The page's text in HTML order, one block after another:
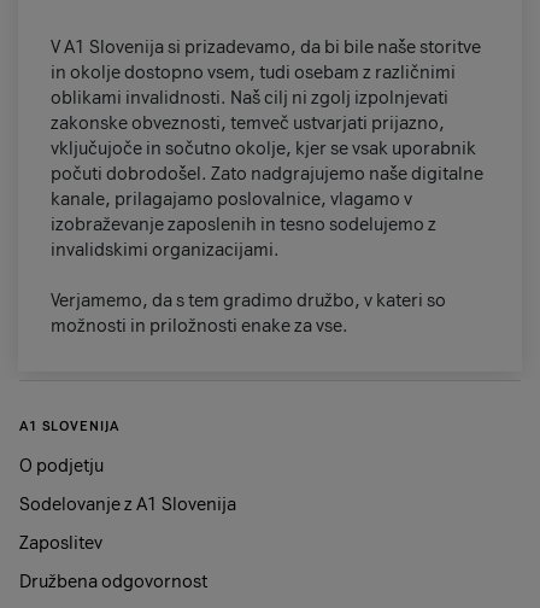
V A1 Slovenija si prizadevamo, da bi bile naše storitve
in okolje dostopno vsem, tudi osebam z različnimi
oblikami invalidnosti. Naš cilj ni zgolj izpolnjevati
zakonske obveznosti, temveč ustvarjati prijazno,
vključujoče in sočutno okolje, kjer se vsak uporabnik
počuti dobrodošel. Zato nadgrajujemo naše digitalne
kanale, prilagajamo poslovalnice, vlagamo v
izobraževanje zaposlenih in tesno sodelujemo z
invalidskimi organizacijami.
Verjamemo, da s tem gradimo družbo, v kateri so
možnosti in priložnosti enake za vse.
A1 SLOVENIJA
O podjetju
Sodelovanje z A1 Slovenija
Zaposlitev
Družbena odgovornost